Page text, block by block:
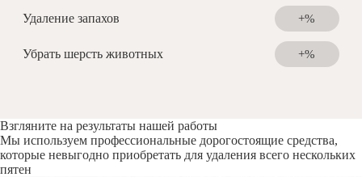
Удаление запахов +%
Убрать шерсть животных +%
Взгляните на результаты нашей работы
Мы используем профессиональные дорогостоящие средства,
которые невыгодно приобретать для удаления всего нескольких
пятен